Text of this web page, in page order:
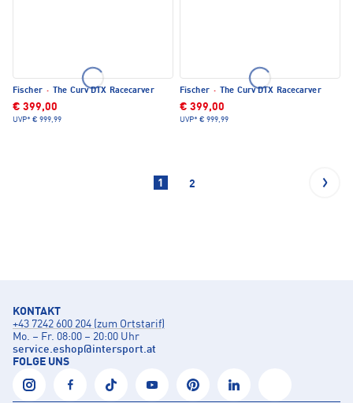
Fischer · The Curv DTX Racecarver
€ 399,00
UVP* € 999,99
Fischer · The Curv DTX Racecarver
€ 399,00
UVP* € 999,99
1 2
KONTAKT
+43 7242 600 204 (zum Ortstarif)
Mo. – Fr. 08:00 – 20:00 Uhr
service.eshop@intersport.at
FOLGE UNS